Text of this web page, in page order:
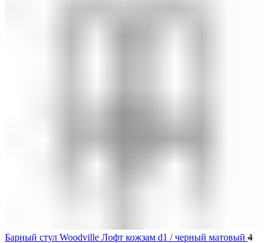
Барный стул Woodville Лофт кожзам d1 / черный матовый 4